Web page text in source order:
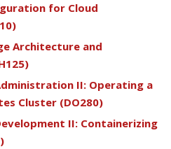
for Cloud
Architecture and
II: Operating a
Cluster (DO280)
II: Containerizing